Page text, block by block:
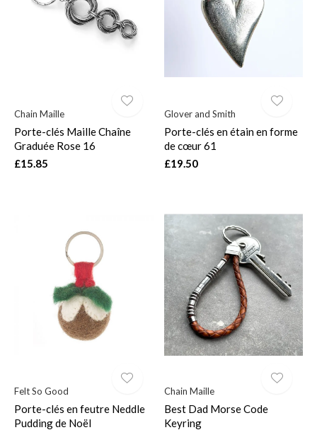
Chain Maille
Porte-clés Maille Chaîne
Graduée Rose 16
£15.85
Glover and Smith
Porte-clés en étain en forme
de cœur 61
£19.50
Felt So Good
Porte-clés en feutre Neddle
Pudding de Noël
Chain Maille
Best Dad Morse Code
Keyring